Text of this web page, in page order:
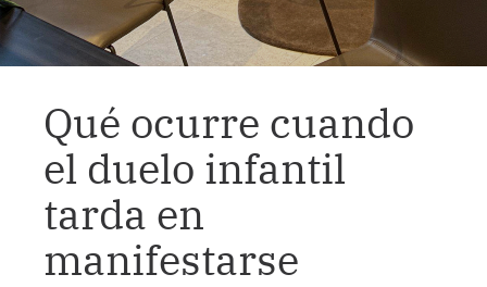
Qué ocurre cuando
el duelo infantil
tarda en
manifestarse